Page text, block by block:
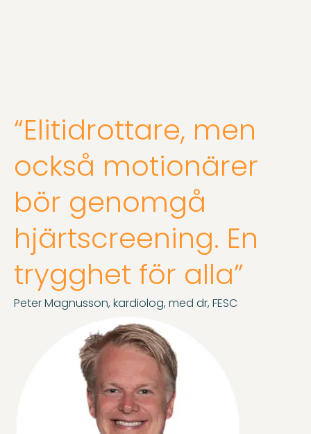
“Elitidrottare, men
också motionärer
bör genomgå
hjärtscreening. En
trygghet för alla”
Peter Magnusson, kardiolog, med dr, FESC